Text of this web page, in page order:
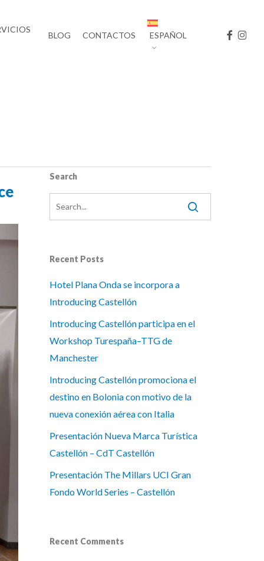
BLOG CONTACTOS ESPAÑOL
Search
Recent Posts
Hotel Plana Onda se incorpora a
Introducing Castellón
Introducing Castellón participa en el
Workshop Turespaña–TTG de
Manchester
Introducing Castellón promociona el
destino en Bolonia con motivo de la
nueva conexión aérea con Italia
Presentación Nueva Marca Turística
Castellón – CdT Castellón
Presentación The Millars UCI Gran
Fondo World Series – Castellón
Recent Comments